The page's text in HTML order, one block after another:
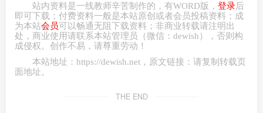
(2)结合材料二，运用《当代国际政治与经济》知识，分
析中国推动共建“—带一路”对中国式现代化的积极影响。
【例2】（2023·天津·统考高考真题）阅读材料，回答回
题
新时代以来，习近平主席围绕全球安全和发展等问题提
站内资料是一线教师辛苦制作的，有WORD版， 登录后
即可下载；付费资料一般是本站原创或者会员投稿资料；成
为本站会员可以畅通无阻下载资料；非商业转载请注明出
处，商业使用请联系本站管理员（微信： dewish ），否则构
成侵权。创作不易，请尊重劳动！
本站地址： https://dewish.net ，原文链接：请复制转载页
面地址。
THE END